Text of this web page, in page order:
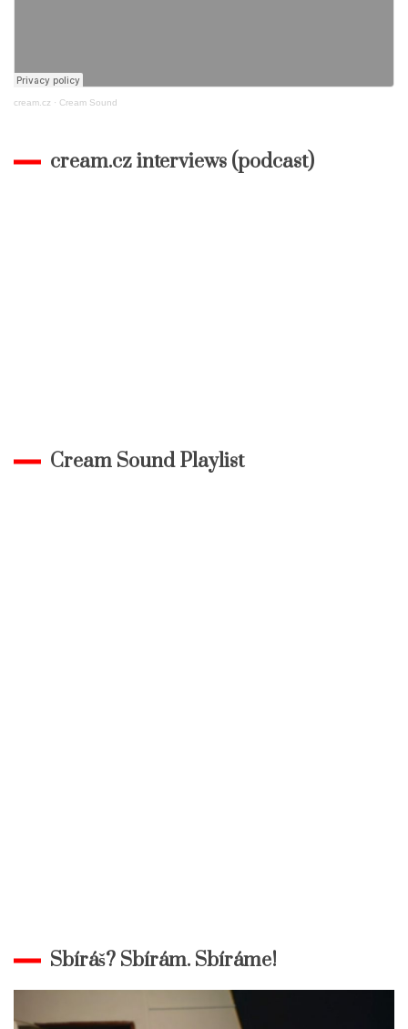
cream.cz · Cream Sound
cream.cz interviews (podcast)
Cream Sound Playlist
Sbíráš? Sbírám. Sbíráme!